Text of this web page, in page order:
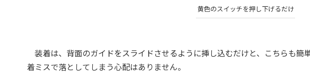
黄色のスイッチを押し下げるだけ
装着は、背面のガイドをスライドさせるように挿し込むだけと、こちらも簡
着ミスで落としてしまう心配はありません。